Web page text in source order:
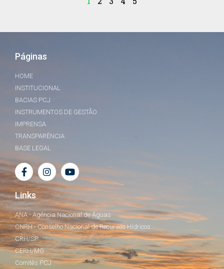
Páginas
HOME
INSTITUCIONAL
BACIAS PCJ
INSTRUMENTOS DE GESTÃO
IMPRENSA
TRANSPARÊNCIA
BASE LEGAL
Links
ANA - Agência Nacional de Águas
CNRH - Conselho Nacional de Recursos Hídricos
CRH/SP
CERH/MG
Comitês PCJ